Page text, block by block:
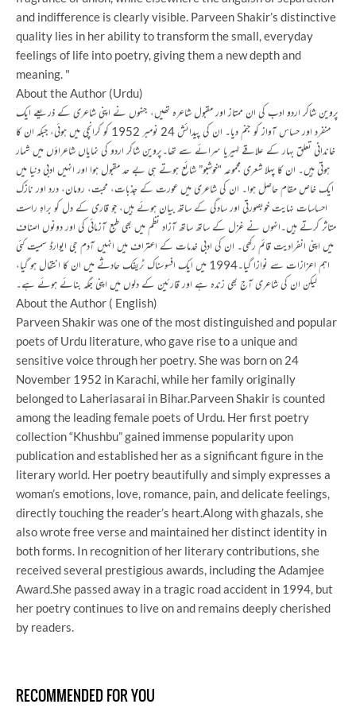
and indifference is clearly visible. Parveen Shakir’s distinctive
quality lies in her ability to transform the small, everyday
feelings of life into poetry, giving them a new depth and
meaning. "
About the Author (Urdu)
پروین شاکر اردو ادب کی ان ممتاز اور مقبول شاعرہ تھیں، جنہوں نے اپنی شاعری کے ذریعے ایک
منفرد اور حساس آواز کو جنم دیا۔ ان کی پیدائش 24 نومبر 1952 کو کرانچی میں ہوئی، جبکہ ان کا
خاندانی تعلق بہار کے علاقے لہیریا سرائے سے تھا۔پروین شاکر اردو کی نمایاں شاعراؤں میں شمار
ہوتی ہیں۔ ان کا پہلا شعری مجموعہ “خوشبو” شائع ہوتے ہی بے حد مقبول ہوا اور انہیں ادبی دنیا میں
ایک خاص مقام حاصل ہوا۔ ان کی شاعری میں عورت کے جذبات، محبت، رومان، درد اور نازک
احساسات نہایت خوبصورتی اور سادگی کے ساتھ بیان ہوئے ہیں، جو قاری کے دل کو براہِ راست
متاثر کرتے ہیں۔انہوں نے غزل کے ساتھ ساتھ آزاد نظم میں بھی طبع آزمائی کی اور دونوں اصناف
میں اپنی انفرادیت قائم رکھی۔ ان کی ادبی خدمات کے اعتراف میں انہیں آدم جی ایوارڈ سمیت کئی
اہم اعزازات سے نوازا گیا۔1994 میں ایک افسوسناک ٹریفک حادثے میں ان کا انتقال ہو گیا،
لیکن ان کی شاعری آج بھی زندہ ہے اور قارئین کے دلوں میں اپنی جگہ بنائے ہوئے ہے۔
About the Author ( English)
Parveen Shakir was one of the most distinguished and popular
poets of Urdu literature, who gave rise to a unique and
sensitive voice through her poetry. She was born on 24
November 1952 in Karachi, while her family originally
belonged to Laheriasarai in Bihar.Parveen Shakir is counted
among the leading female poets of Urdu. Her first poetry
collection “Khushbu” gained immense popularity upon
publication and established her as a significant figure in the
literary world. Her poetry beautifully and simply expresses a
woman’s emotions, love, romance, pain, and delicate feelings,
directly touching the reader’s heart.Along with ghazals, she
also wrote free verse and maintained her distinct identity in
both forms. In recognition of her literary contributions, she
received several prestigious awards, including the Adamjee
Award.She passed away in a tragic road accident in 1994, but
her poetry continues to live on and remains deeply cherished
by readers.
RECOMMENDED FOR YOU